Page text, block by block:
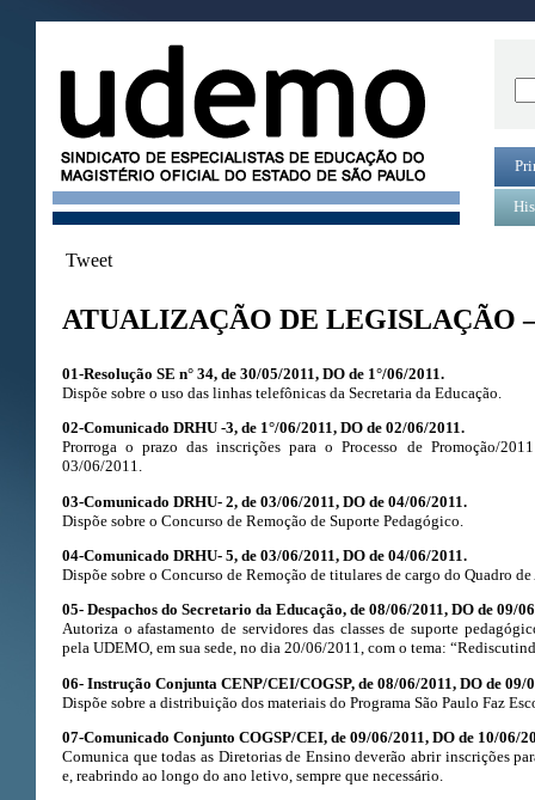
Tweet
ATUALIZAÇÃO DE LEGISLAÇÃO
01-Resolução SE n° 34, de 30/05/2011, DO de 1°/06/2011.
Dispõe sobre o uso das linhas telefônicas da Secretaria da Educação.
02-Comunicado DRHU -3, de 1°/06/2011, DO de 02/06/2011.
Prorroga o prazo das inscrições para o Processo de Promoção/
03/06/2011.
03-Comunicado DRHU- 2, de 03/06/2011, DO de 04/06/2011.
Dispõe sobre o Concurso de Remoção de Suporte Pedagógico.
04-Comunicado DRHU- 5, de 03/06/2011, DO de 04/06/2011.
Dispõe sobre o Concurso de Remoção de titulares de cargo do Quadro
05- Despachos do Secretario da Educação, de 08/06/2011, DO de 09/
Autoriza o afastamento de servidores das classes de suporte
pela UDEMO, em sua sede, no dia 20/06/2011, com o tema:
06- Instrução Conjunta CENP/CEI/COGSP, de 08/06/2011, DO de 09/
Dispõe sobre a distribuição dos materiais do Programa São Paulo Faz
07-Comunicado Conjunto COGSP/CEI, de 09/06/2011, DO de 10/06/
Comunica que todas as Diretorias de Ensino deverão abrir inscrições
e, reabrindo ao longo do ano letivo, sempre que necessário.